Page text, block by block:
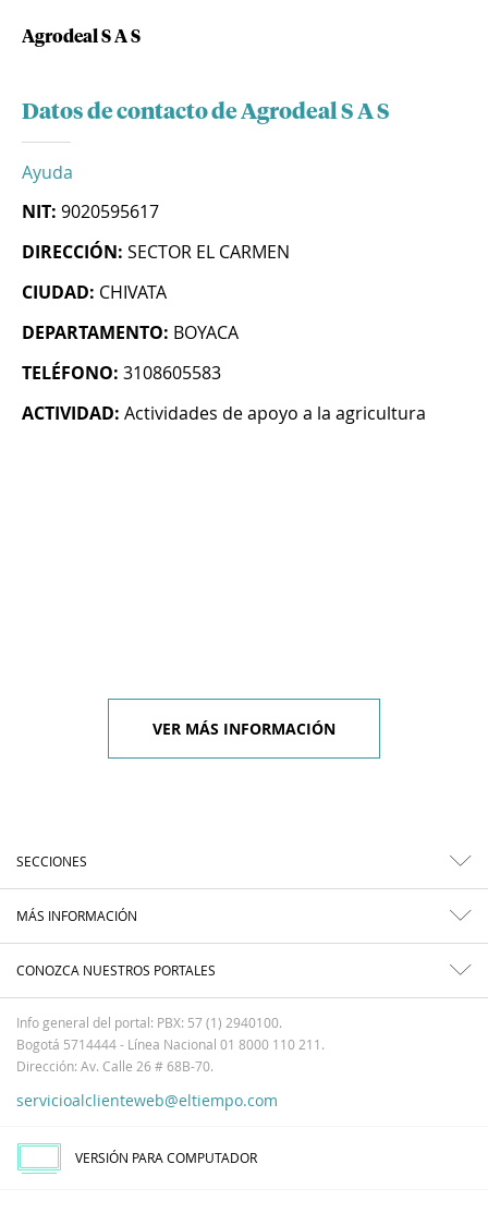
Agrodeal S A S
Datos de contacto de Agrodeal S A S
Ayuda
NIT: 9020595617
DIRECCIÓN: SECTOR EL CARMEN
CIUDAD: CHIVATA
DEPARTAMENTO: BOYACA
TELÉFONO: 3108605583
ACTIVIDAD: Actividades de apoyo a la agricultura
VER MÁS INFORMACIÓN
SECCIONES
MÁS INFORMACIÓN
CONOZCA NUESTROS PORTALES
Info general del portal: PBX: 57 (1) 2940100.
Bogotá 5714444 - Línea Nacional 01 8000 110 211.
Dirección: Av. Calle 26 # 68B-70.
servicioalclienteweb@eltiempo.com
VERSIÓN PARA COMPUTADOR